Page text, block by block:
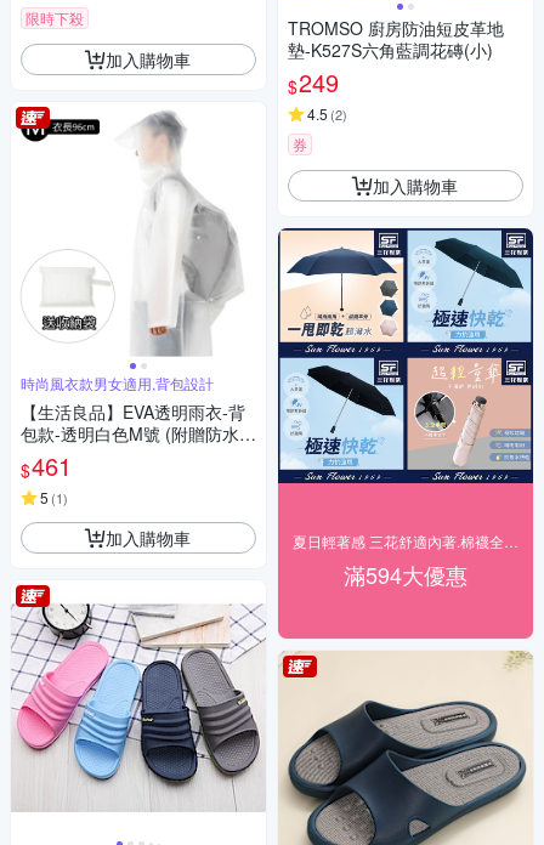
限時下殺
加入購物車
時尚風衣款男女適用,背包設計
【生活良品】EVA透明雨衣-背
包款-透明白色M號 (附贈防水收
納袋)
$461
5 (1)
加入購物車
TROMSO 廚房防油短皮革地
墊-K527S六角藍調花磚(小)
$249
4.5 (2)
券
加入購物車
滿594大優惠